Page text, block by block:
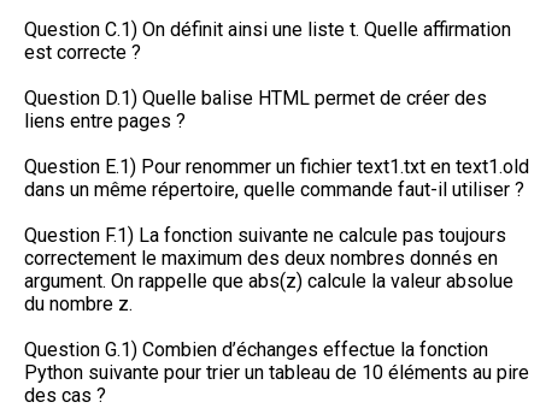
Question C.1) On définit ainsi une liste t. Quelle affirmation
est correcte ?
Question D.1) Quelle balise HTML permet de créer des
liens entre pages ?
Question E.1) Pour renommer un fichier text1.txt en text1.old
dans un même répertoire, quelle commande faut-il utiliser ?
Question F.1) La fonction suivante ne calcule pas toujours
correctement le maximum des deux nombres donnés en
argument. On rappelle que abs(z) calcule la valeur absolue
du nombre z.
Question G.1) Combien d’échanges effectue la fonction
Python suivante pour trier un tableau de 10 éléments au pire
des cas ?